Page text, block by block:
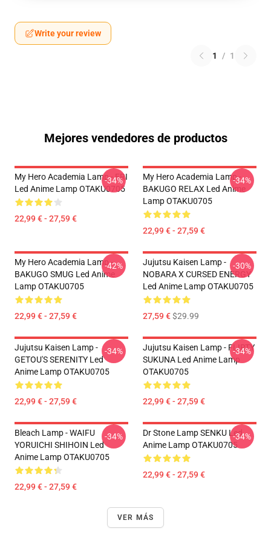
Write your review
1 / 1
Mejores vendedores de productos
My Hero Academia Lamp - ERI
Led Anime Lamp OTAKU0705
22,99 € - 27,59 €
-34%
My Hero Academia Lamp -
BAKUGO RELAX Led Anime
Lamp OTAKU0705
22,99 € - 27,59 €
-34%
My Hero Academia Lamp -
BAKUGO SMUG Led Anime
Lamp OTAKU0705
22,99 € - 27,59 €
-42%
Jujutsu Kaisen Lamp -
NOBARA X CURSED ENERGY
Led Anime Lamp OTAKU0705
27,59 €$29.99
-30%
Jujutsu Kaisen Lamp -
GETOU'S SERENITY Led
Anime Lamp OTAKU0705
22,99 € - 27,59 €
-34%
Jujutsu Kaisen Lamp - FLIRTY
SUKUNA Led Anime Lamp
OTAKU0705
22,99 € - 27,59 €
-34%
Bleach Lamp - WAIFU
YORUICHI SHIHOIN Led
Anime Lamp OTAKU0705
22,99 € - 27,59 €
-34%
Dr Stone Lamp SENKU Led
Anime Lamp OTAKU0705
22,99 € - 27,59 €
-34%
VER MÁS